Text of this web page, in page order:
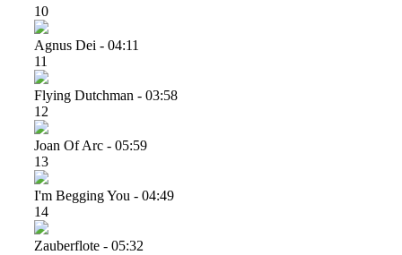
10
Agnus Dei - 04:11
11
Flying Dutchman - 03:58
12
Joan Of Arc - 05:59
13
I'm Begging You - 04:49
14
Zauberflote - 05:32